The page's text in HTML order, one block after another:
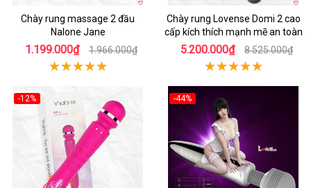
Chày rung massage 2 đầu
Nalone Jane
1.199.000₫ 1.966.000₫
Chày rung Lovense Domi 2 cao
cấp kích thích mạnh mẽ an toàn
5.200.000₫ 8.525.000₫
-12%
-44%